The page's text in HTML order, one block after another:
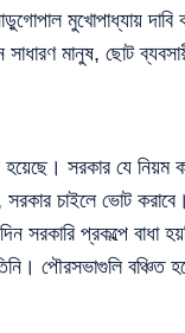
মুখোপাধ্যায়
সাধারণ মানুষ, ছোট
সরকার যে নিয়ম
চাইলে ভোট
সরকারি প্রকল্পে
পৌরসভাগুলি